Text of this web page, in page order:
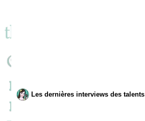
Les dernières interviews des talents